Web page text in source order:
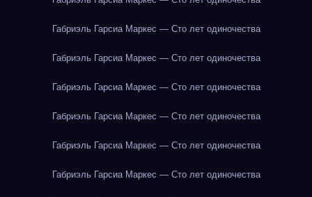
Габриэль Гарсиа Маркес — Сто лет одиночества
Габриэль Гарсиа Маркес — Сто лет одиночества
Габриэль Гарсиа Маркес — Сто лет одиночества
Габриэль Гарсиа Маркес — Сто лет одиночества
Габриэль Гарсиа Маркес — Сто лет одиночества
Габриэль Гарсиа Маркес — Сто лет одиночества